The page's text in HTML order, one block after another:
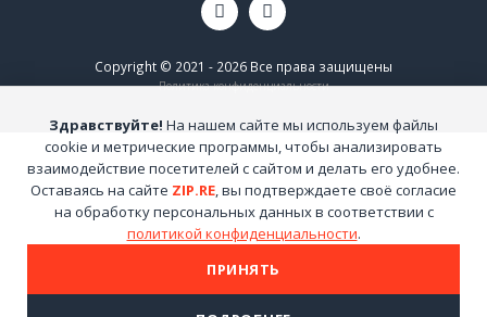
Copyright © 2021 - 2026 Все права защищены
Политика конфиденциальности
Здравствуйте! На нашем сайте мы используем файлы
cookie и метрические программы, чтобы анализировать
взаимодействие посетителей с сайтом и делать его удобнее.
Оставаясь на сайте ZIP.RE, вы подтверждаете своё согласие
на обработку персональных данных в соответствии с
политикой конфиденциальности.
ПРИНЯТЬ